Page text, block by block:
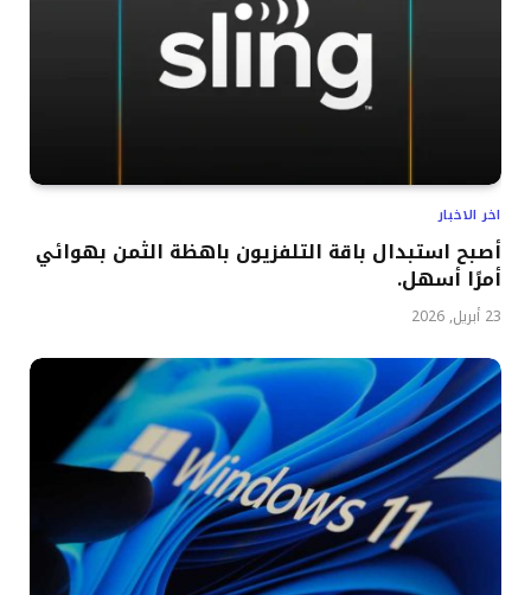
اخر الاخبار
أصبح استبدال باقة التلفزيون باهظة الثمن بهوائي
أمرًا أسهل.
23 أبريل, 2026